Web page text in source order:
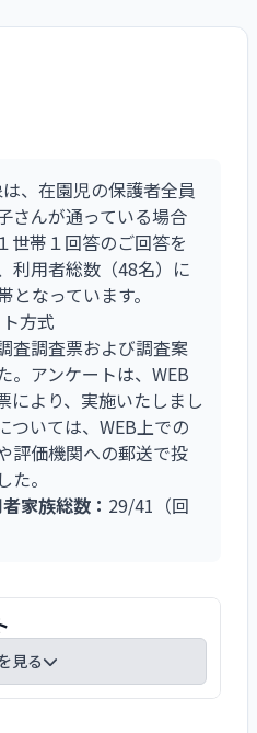
々の変化を楽しみ、虫
ではさまざまな野菜を
できるように創意工夫
食べる、食事を目で見
食事を提供していま
し、リクエストメニュ
んでいます。バランス
とで五感が発達し、子
ます。
、在園児の保護者全員
さんが通っている場合
世帯１回答のご回答を
利用者総数（48名）に
なっています。
方式
査調査票および調査案
。アンケートは、WEB
により、実施いたしまし
ついては、WEB上での
評価機関への郵送で投
。
家族総数： 29/41（回
見る